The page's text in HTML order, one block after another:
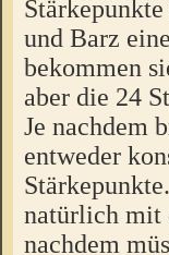
und Barz
bekommen
aber die 24
Je nachdem
entweder
natürlich mit
nachdem